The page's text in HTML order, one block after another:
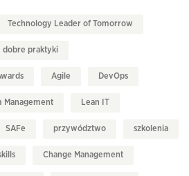
Technology Leader of Tomorrow
dobre praktyki
Agile DevOps
Management Lean IT
SAFe przywództwo szkolenia
Change Management